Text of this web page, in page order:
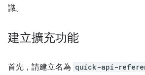
識。
建立擴充功能
首先，請建立名為 quick-api-